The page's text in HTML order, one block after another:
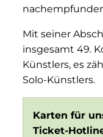
Mit seiner
insgesamt 49.
Künstlers, es
Solo-Künstlers.
Karten für
Ticket-